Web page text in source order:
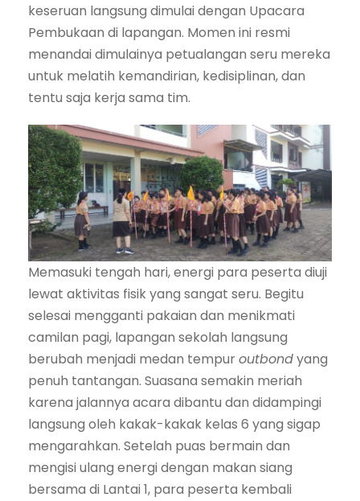
keseruan langsung dimulai dengan Upacara
Pembukaan di lapangan. Momen ini resmi
menandai dimulainya petualangan seru mereka
untuk melatih kemandirian, kedisiplinan, dan
tentu saja kerja sama tim.
Memasuki tengah hari, energi para peserta diuji
lewat aktivitas fisik yang sangat seru. Begitu
selesai mengganti pakaian dan menikmati
camilan pagi, lapangan sekolah langsung
berubah menjadi medan tempuroutbondyang
penuh tantangan. Suasana semakin meriah
karena jalannya acara dibantu dan didampingi
langsung oleh kakak-kakak kelas 6 yang sigap
mengarahkan. Setelah puas bermain dan
mengisi ulang energi dengan makan siang
bersama di Lantai 1, para peserta kembali